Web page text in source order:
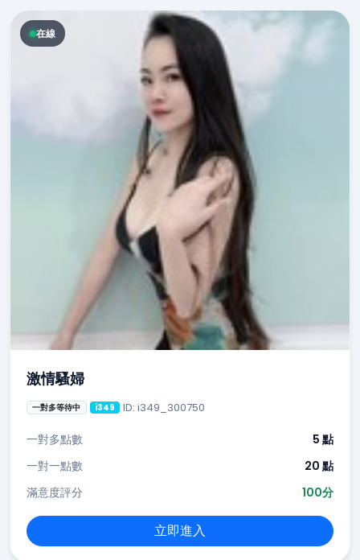
在線
激情騷婦
一對多等待中 i349 ID: i349_300750
一對多點數
5 點
一對一點數
20 點
滿意度評分
100分
立即進入